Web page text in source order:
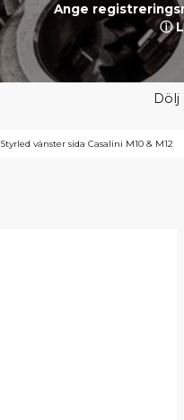
Ange
ⓘ
Styrled vänster sida Casalini M10 & M12